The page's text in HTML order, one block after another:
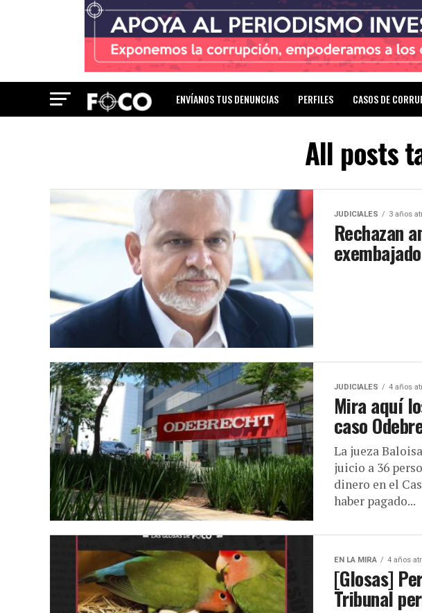
ENVÍANOS TUS DENUNCIAS PERFILES CASOS DE
All posts
JUDICIALES 3 años
Rechazan
JUDICIALES 4 años
Mira aquí
caso
La jueza
juicio a 36
dinero en el
haber pagado...
EN LA MIRA 4 años
[Glosas]
Tribunal